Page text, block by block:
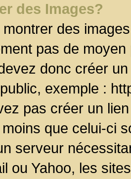
des Images?
des
pas de
donc créer
exemple :
pas créer un
que celui-ci
serveur
ou Yahoo, les